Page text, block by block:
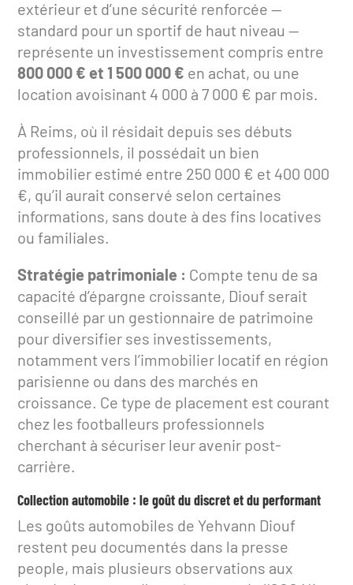
extérieur et d’une sécurité renforcée —
standard pour un sportif de haut niveau —
représente un investissement compris entre
800 000 € et 1 500 000 € en achat, ou une
location avoisinant 4 000 à 7 000 € par mois.
À Reims, où il résidait depuis ses débuts
professionnels, il possédait un bien
immobilier estimé entre 250 000 € et 400 000
€, qu’il aurait conservé selon certaines
informations, sans doute à des fins locatives
ou familiales.
Stratégie patrimoniale : Compte tenu de sa
capacité d’épargne croissante, Diouf serait
conseillé par un gestionnaire de patrimoine
pour diversifier ses investissements,
notamment vers l’immobilier locatif en région
parisienne ou dans des marchés en
croissance. Ce type de placement est courant
chez les footballeurs professionnels
cherchant à sécuriser leur avenir post-
carrière.
Collection automobile : le goût du discret et du performant
Les goûts automobiles de Yehvann Diouf
restent peu documentés dans la presse
people, mais plusieurs observations aux